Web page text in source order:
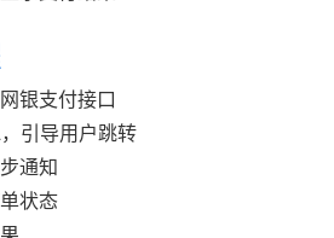
银支付接口
引导用户跳转
通知
状态